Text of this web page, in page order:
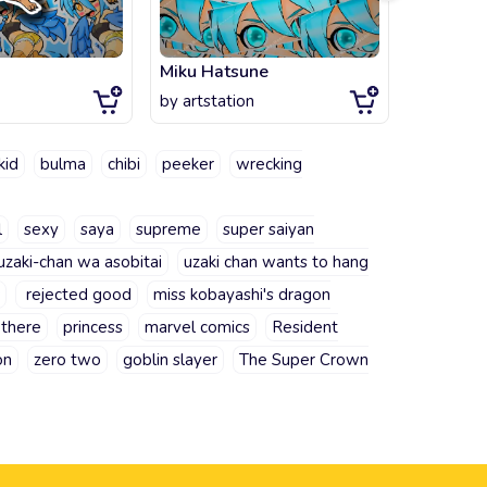
Miku Hatsune
by artstation
bulma chibi peeker
wrecking
sexy saya supreme
super saiyan
chan wa asobitai
uzaki chan wants to hang
rejected good
miss kobayashi's dragon
princess marvel comics
Resident
zero two goblin slayer
The Super Crown